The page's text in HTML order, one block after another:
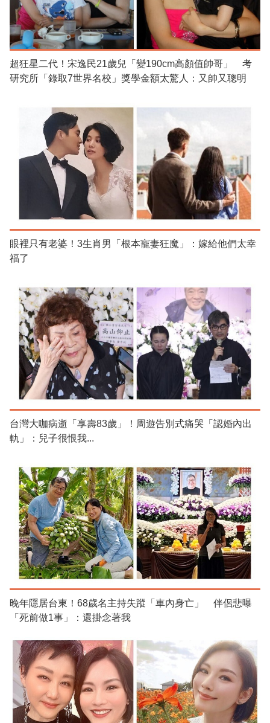
超狂星二代！宋逸民21歲兒「變190cm高顏值帥哥」 考
研究所「錄取7世界名校」獎學金額太驚人：又帥又聰明
眼裡只有老婆！3生肖男「根本寵妻狂魔」：嫁給他們太幸
福了
台灣大咖病逝「享壽83歲」！周遊告別式痛哭「認婚內出
軌」：兒子很恨我...
晚年隱居台東！68歲名主持失蹤「車內身亡」 伴侶悲曝
「死前做1事」：還掛念著我